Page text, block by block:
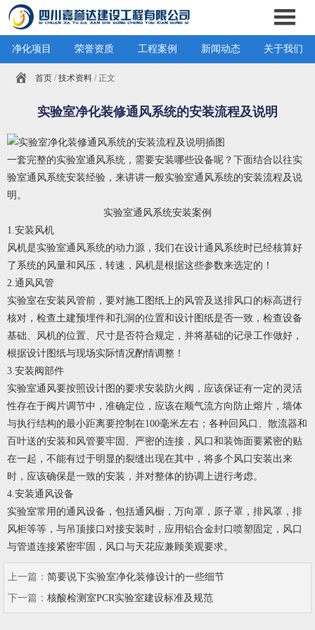
净化项目 荣誉资质 工程案例 新闻动态 关于我们
首页 /技术资料 / 正文
实验室净化装修通风系统的安装流程及说明
一套完整的实验室通风系统 ，需要安装哪些设备呢？下面结合以往实
验室通风系统安装经验，来讲讲一般实验室通风系统的安装流程及说
明。
实验室通风系统安装案例
1.安装风机
风机是实验室通风系统的动力源，我们在设计通风系统时已经核算好
了系统的风量和风压，转速，风机是根据这些参数来选定的！
2.通风风管
实验室在安装风管前，要对施工图纸上的风管及送排风口的标高进行
核对，检查土建预埋件和孔洞的位置和设计图纸是否一致，检查设备
基础、风机的位置、尺寸是否符合规定，并将基础的记录工作做好，
根据设计图纸与现场实际情况酌情调整！
3.安装阀部件
实验室通风要按照设计图的要求安装防火阀，应该保证有一定的灵活
性存在于阀片调节中，准确定位，应该在顺气流方向防止熔片，墙体
与执行结构的最小距离要控制在100毫米左右；各种回风口、散流器和
百叶送的安装和风管要牢固、严密的连接，风口和装饰面要紧密的贴
在一起，不能有过于明显的裂缝出现在其中，将多个风口安装出来
时，应该确保是一致的安装，并对整体的协调上进行考虑。
4.安装通风设备
实验室常用的通风设备，包括通风橱，万向罩，原子罩，排风罩，排
风柜等等，与吊顶接口对接安装时，应用铝合金封口喷塑固定，风口
与管道连接紧密牢固，风口与天花应兼顾美观要求。
上一篇： 简要说下实验室净化装修设计的一些细节
下一篇： 核酸检测室PCR实验室建设标准及规范